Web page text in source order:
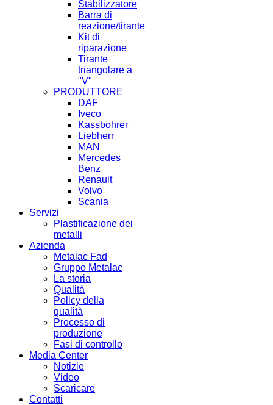
Stabilizzatore
Barra di
reazione/tirante
Kit di
riparazione
Tirante
triangolare a
"V"
PRODUTTORE
DAF
Iveco
Kassbohrer
Liebherr
MAN
Mercedes
Benz
Renault
Volvo
Scania
Servizi
Plastificazione dei
metalli
Azienda
Metalac Fad
Gruppo Metalac
La storia
Qualità
Policy della
qualità
Processo di
produzione
Fasi di controllo
Media Center
Notizie
Video
Scaricare
Contatti